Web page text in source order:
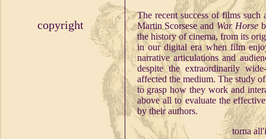
copyright
The recent success of films such
Martin Scorsese and War Horse
the history of cinema, from its
in our digital era when film
narrative articulations and
despite the extraordinarily
affected the medium. The study
to grasp how they work and
above all to evaluate the
by their authors.
torna